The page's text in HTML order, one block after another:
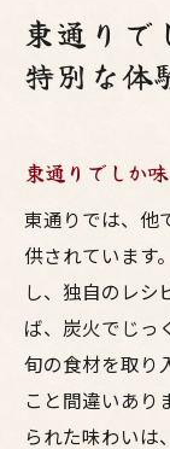
東通りで
特別な体
東通りでしか
東通りでは、他
供されています
し、独自のレシ
ば、炭火でじっ
旬の食材を取り
こと間違いあり
られた味わいは